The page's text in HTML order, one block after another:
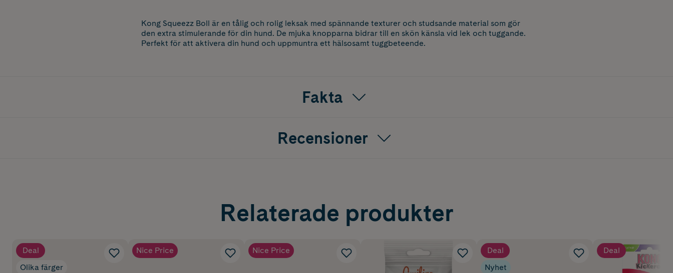
Kong Squeezz Boll är en tålig och rolig leksak med spännande texturer och studsande material som gör
den extra stimulerande för din hund. De mjuka knopparna bidrar till en skön känsla vid lek och tuggande.
Perfekt för att aktivera din hund och uppmuntra ett hälsosamt tuggbeteende.
Fakta
Recensioner
Relaterade produkter
Deal
Olika färger
Nice Price Nice Price
Deal
Nyhet
Deal